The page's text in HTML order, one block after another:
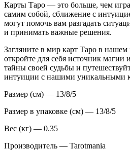
Карты Таро — это больше, чем
самим собой, сближение с
могут помочь вам разгадать
и принимать важные решения.
Загляните в мир карт Таро в нашем
откройте для себя источник магии
тайны своей судьбы и
интуиции с нашими уникальными
Размер (см) — 13/8/5
Размер в упаковке (см) — 13/8/5
Вес (кг) — 0.35
Производитель — Tarotmania